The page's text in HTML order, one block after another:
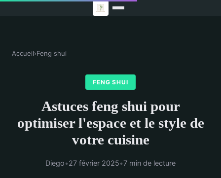
Accueil›Feng shui
FENG SHUI
Astuces feng shui pour
optimiser l'espace et le style de
votre cuisine
Diego•27 février 2025•7 min de lecture